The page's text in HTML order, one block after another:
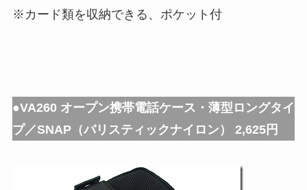
※カード類を収納できる、ポケット付
●VA260 オープン携帯電話ケース・薄型ロングタイ
プ／SNAP（バリスティックナイロン） 2,625円